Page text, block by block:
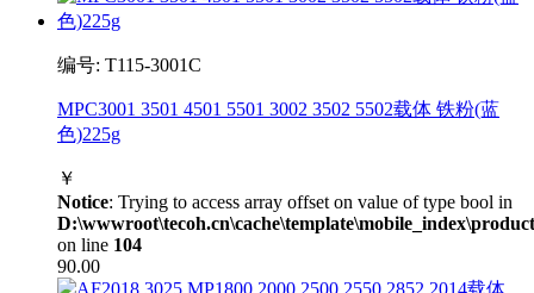
编号: T115-3001C
MPC3001 3501 4501 5501 3002 3502 5502载体 铁粉(蓝
色)225g
￥
Notice: Trying to access array offset on value of type bool in
on line 104
90.00